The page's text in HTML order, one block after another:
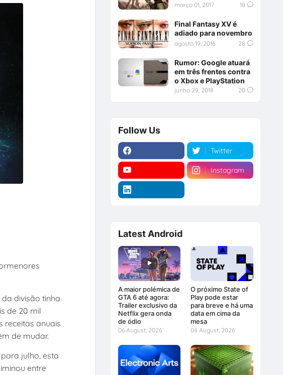
divisão tinha
de 20 mil
receitas anuais
de mudar.
julho, esta
entre
março 01, 2017 18
Final Fantasy XV é
adiado para novembro
agosto 19, 2016 28
Rumor: Google atuará
em três frentes contra
o Xbox e PlayStation
junho 29, 2018 20
Follow Us
Twitter
Instagram
Latest Android
A maior polémica de
GTA 6 até agora:
Trailer exclusivo da
Netflix gera onda
de ódio
06 August, 2026
O próximo State of
Play pode estar
para breve e há uma
data em cima da
mesa
04 August, 2026